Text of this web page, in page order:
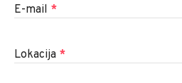
E-mail *
Lokacija *